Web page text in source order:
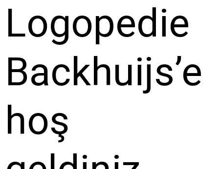
Logopedie
Backhuijs’e
hoş